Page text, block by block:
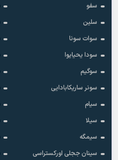
سفو
سلین
سوات سونا
سودا یحیایوا
سوگیم
سونر ساریکابادایی
سیام
سیلا
سیمگه
سینان ججلی اورکستراسی